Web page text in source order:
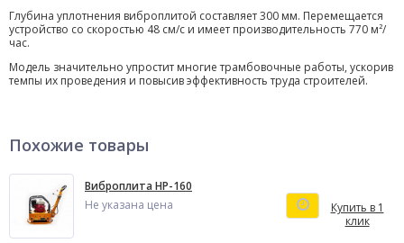
Глубина уплотнения виброплитой составляет 300 мм. Перемещается
устройство со скоростью 48 см/с и имеет производительность 770 м²/
час.
Модель значительно упростит многие трамбовочные работы, ускорив
темпы их проведения и повысив эффективность труда строителей.
Похожие товары
Виброплита HР-160
Не указана цена
Купить в 1
клик